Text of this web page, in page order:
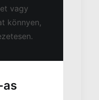
vagy
könnyen,